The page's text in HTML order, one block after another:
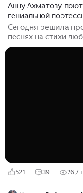
Анну Ахматову
гениальной
Сегодня решила
песнях на стихи
Анны Ахматовой,
521 39 26,7